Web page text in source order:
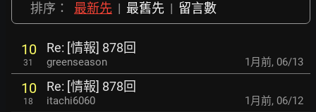
排序： 最新先 | 最舊先 | 留言數
10
31
Re: [情報] 878回
greenseason 1月前, 06/13
10
18
Re: [情報] 878回
itachi6060 1月前, 06/12